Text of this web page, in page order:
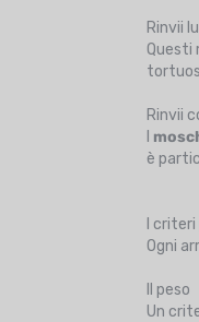
Rinvii
Questi
Rinvii
è
I
Ogni
Il peso
Un